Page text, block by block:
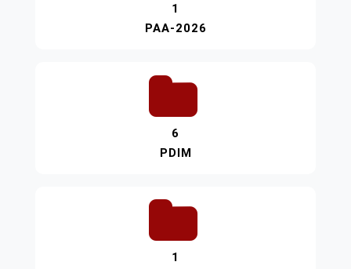
1
PAA-2026
6
PDIM
1